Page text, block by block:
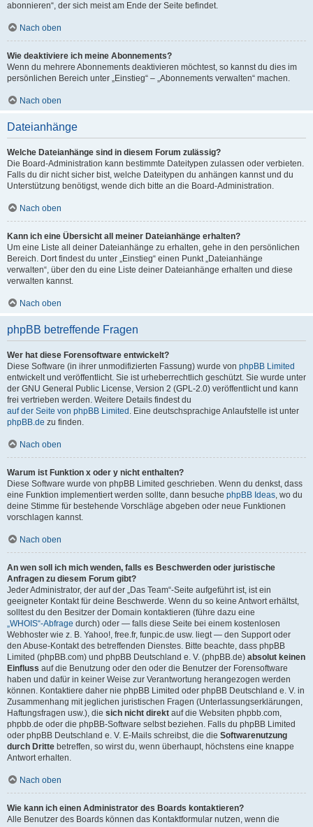
abonnieren“, der sich meist am Ende der Seite befindet.
Nach oben
Wie deaktiviere ich meine Abonnements?
Wenn du mehrere Abonnements deaktivieren möchtest, so kannst du dies im
persönlichen Bereich unter „Einstieg“ – „Abonnements verwalten“ machen.
Nach oben
Dateianhänge
Welche Dateianhänge sind in diesem Forum zulässig?
Die Board-Administration kann bestimmte Dateitypen zulassen oder verbieten.
Falls du dir nicht sicher bist, welche Dateitypen du anhängen kannst und du
Unterstützung benötigst, wende dich bitte an die Board-Administration.
Nach oben
Kann ich eine Übersicht all meiner Dateianhänge erhalten?
Um eine Liste all deiner Dateianhänge zu erhalten, gehe in den persönlichen
Bereich. Dort findest du unter „Einstieg“ einen Punkt „Dateianhänge
verwalten“, über den du eine Liste deiner Dateianhänge erhalten und diese
verwalten kannst.
Nach oben
phpBB betreffende Fragen
Wer hat diese Forensoftware entwickelt?
Diese Software (in ihrer unmodifizierten Fassung) wurde von phpBB Limited
entwickelt und veröffentlicht. Sie ist urheberrechtlich geschützt. Sie wurde unter
der GNU General Public License, Version 2 (GPL-2.0) veröffentlicht und kann
frei vertrieben werden. Weitere Details findest du
auf der Seite von phpBB Limited . Eine deutschsprachige Anlaufstelle ist unter
phpBB.de zu finden.
Nach oben
Warum ist Funktion x oder y nicht enthalten?
Diese Software wurde von phpBB Limited geschrieben. Wenn du denkst, dass
eine Funktion implementiert werden sollte, dann besuche phpBB Ideas, wo du
deine Stimme für bestehende Vorschläge abgeben oder neue Funktionen
vorschlagen kannst.
Nach oben
An wen soll ich mich wenden, falls es Beschwerden oder juristische
Anfragen zu diesem Forum gibt?
Jeder Administrator, der auf der „Das Team“-Seite aufgeführt ist, ist ein
geeigneter Kontakt für deine Beschwerde. Wenn du so keine Antwort erhältst,
solltest du den Besitzer der Domain kontaktieren (führe dazu eine
„WHOIS“-Abfrage durch) oder — falls diese Seite bei einem kostenlosen
Webhoster wie z. B. Yahoo!, free.fr, funpic.de usw. liegt — den Support oder
den Abuse-Kontakt des betreffenden Dienstes. Bitte beachte, dass phpBB
Limited (phpBB.com) und phpBB Deutschland e. V. (phpBB.de) absolut keinen
Einfluss auf die Benutzung oder den oder die Benutzer der Forensoftware
haben und dafür in keiner Weise zur Verantwortung herangezogen werden
können. Kontaktiere daher nie phpBB Limited oder phpBB Deutschland e. V. in
Zusammenhang mit jeglichen juristischen Fragen (Unterlassungserklärungen,
Haftungsfragen usw.), die sich nicht direkt auf die Websiten phpbb.com,
phpbb.de oder die phpBB-Software selbst beziehen. Falls du phpBB Limited
oder phpBB Deutschland e. V. E-Mails schreibst, die die Softwarenutzung
durch Dritte betreffen, so wirst du, wenn überhaupt, höchstens eine knappe
Antwort erhalten.
Nach oben
Wie kann ich einen Administrator des Boards kontaktieren?
Alle Benutzer des Boards können das Kontaktformular nutzen, wenn die